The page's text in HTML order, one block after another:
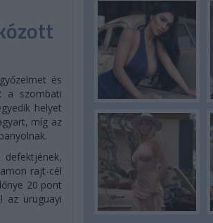
és
a szombati
helyet
míg az
rajt-cél
20 pont
az uruguayi